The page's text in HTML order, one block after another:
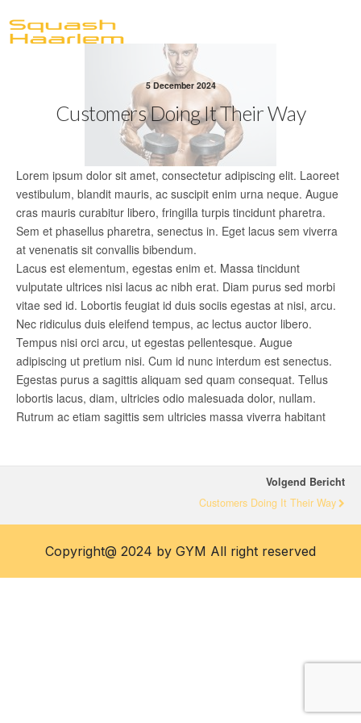
5 December 2024
Customers Doing It Their Way
Lorem ipsum dolor sit amet, consectetur adipiscing elit. Laoreet
vestibulum, blandit mauris, ac suscipit enim urna neque. Augue
cras mauris curabitur libero, fringilla turpis tincidunt pharetra.
Sem et phasellus pharetra, senectus in. Eget lacus sem viverra
at venenatis sit convallis bibendum.
Lacus est elementum, egestas enim et. Massa tincidunt
vulputate ultrices nisi lacus ac nibh erat. Diam purus sed morbi
vitae sed id. Lobortis feugiat id duis sociis egestas at nisi, arcu.
Nec ridiculus duis eleifend tempus, ac lectus auctor libero.
Tempus nisi orci arcu, ut egestas pellentesque. Augue
adipiscing ut pretium nisi. Cum id nunc interdum est senectus.
Egestas purus a sagittis aliquam sed quam consequat. Tellus
lobortis lacus, diam, ultricies odio malesuada dolor, nullam.
Rutrum ac etiam sagittis sem ultricies massa viverra habitant
Volgend Bericht
Customers Doing It Their Way
Copyright@ 2024 by GYM All right reserved